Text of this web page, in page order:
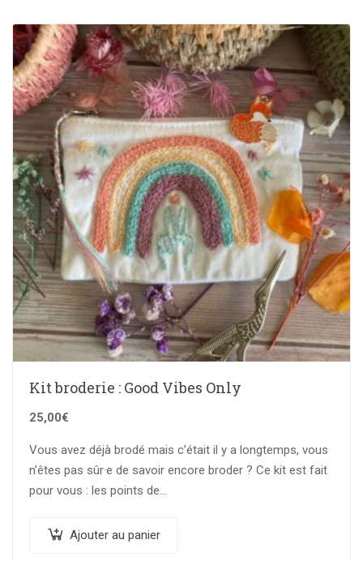
Kit broderie : Good Vibes Only
25,00€
Vous avez déjà brodé mais c’était il y a longtemps, vous
n’êtes pas sûr·e de savoir encore broder ? Ce kit est fait
pour vous : les points de…
Ajouter au panier